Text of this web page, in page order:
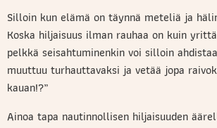
Silloin kun elämä on täynnä meteliä ja
Koska hiljaisuus ilman rauhaa on kuin
pelkkä seisahtuminenkin voi silloin
muuttuu turhauttavaksi ja vetää jopa
kauan!?”
Ainoa tapa nautinnollisen hiljaisuuden